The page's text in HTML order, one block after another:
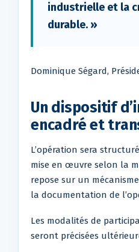
industrielle et la
durable. »
Dominique Ségard,
Un dispositif
encadré et
L’opération sera
mise en œuvre selon la
repose sur un
la documentation de
Les modalités de
seront précisées